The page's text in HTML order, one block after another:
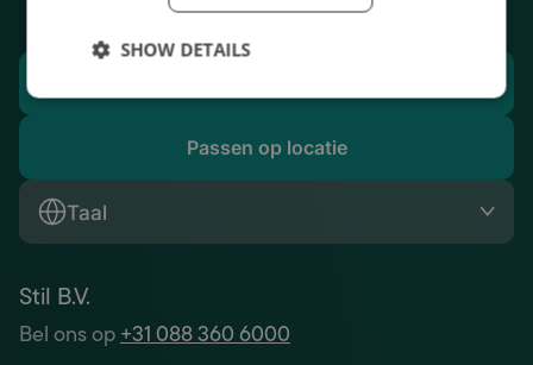
Passen op locatie
Taal
Stil B.V.
Bel ons op+31 088 360 6000
SHOW DETAILS